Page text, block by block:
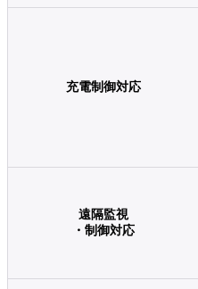
充電制御対応
遠隔監視
・制御対応